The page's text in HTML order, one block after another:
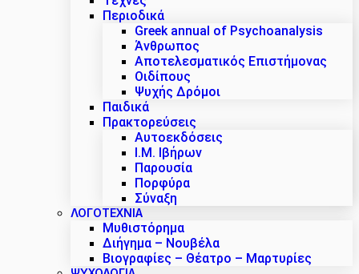
Περιοδικά
Greek annual of Psychoanalysis
Άνθρωπος
Αποτελεσματικός Επιστήμονας
Οιδίπους
Ψυχής Δρόμοι
Παιδικά
Πρακτoρεύσεις
Αυτοεκδόσεις
Ι.Μ. Ιβήρων
Παρουσία
Πορφύρα
Σύναξη
ΛΟΓΟΤΕΧΝΙΑ
Μυθιστόρημα
Διήγημα – Νουβέλα
Βιογραφίες – Θέατρο – Μαρτυρίες